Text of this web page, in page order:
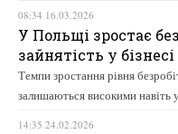
08:34 16.03.2026
У Польщі зростає
зайнятість у
Темпи зростання рівня
залишаються високими навіть
14:35 24.02.2026